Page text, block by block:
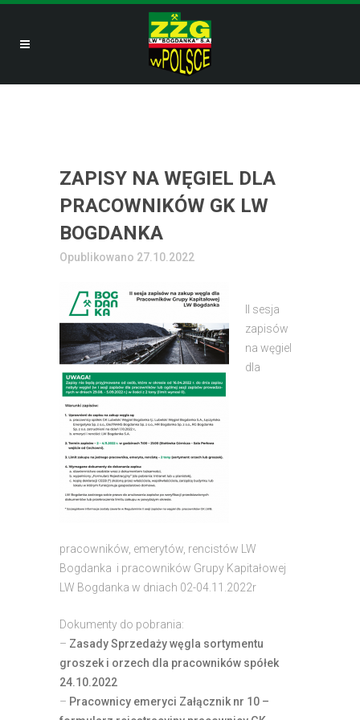
ZAPISY NA WĘGIEL DLA
PRACOWNIKÓW GK LW
BOGDANKA
Opublikowano 27.10.2022
II sesja
zapisów
na węgiel
dla
pracowników, emerytów, rencistów LW
Bogdanka i pracowników Grupy Kapitałowej
LW Bogdanka w dniach 02-04.11.2022r
Dokumenty do pobrania:
– Zasady Sprzedaży węgla sortymentu
groszek i orzech dla pracowników spółek
24.10.2022
– Pracownicy emeryci Załącznik nr 10 –